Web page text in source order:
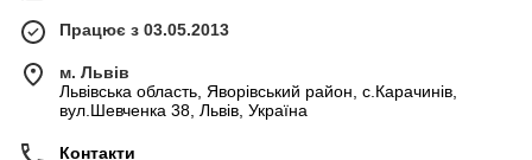
Працює з 03.05.2013
м. Львів
Львівська область, Яворівський район, с.Карачинів,
вул.Шевченка 38, Львів, Україна
Контакти